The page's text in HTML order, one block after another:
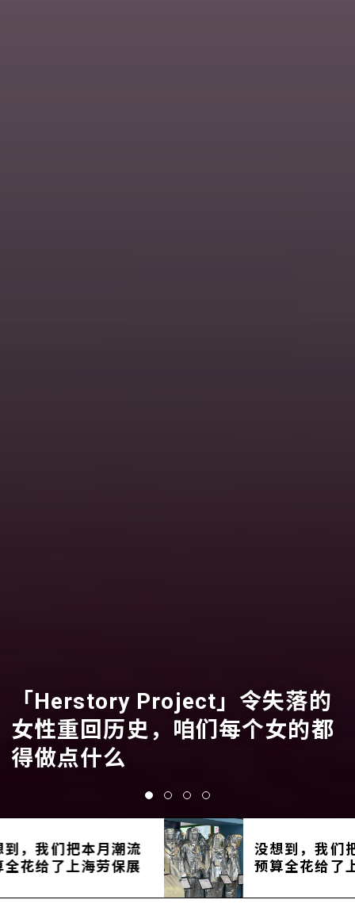
「Herstory Project」令失落的
女性重回历史，咱们每个女的都
得做点什么
，我们把本月潮流
花给了上海劳保展
没想到，我们把
预算全花给了上